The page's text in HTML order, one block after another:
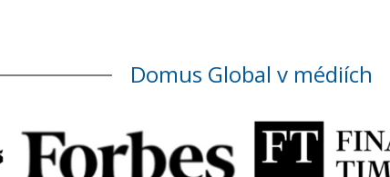
Domus Global v médiích